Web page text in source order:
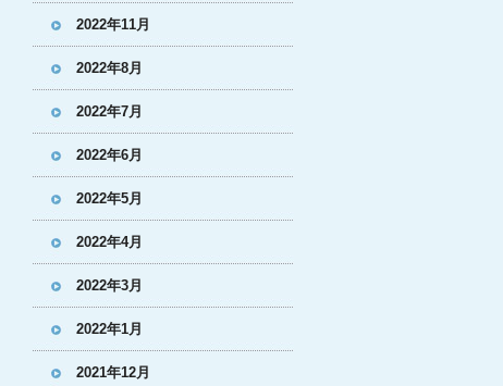
2022年11月
2022年8月
2022年7月
2022年6月
2022年5月
2022年4月
2022年3月
2022年1月
2021年12月